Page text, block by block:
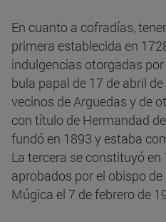
En cuanto a cofradías,
primera establecida en
indulgencias otorgadas
bula papal de 17 de abril
vecinos de Arguedas y de
con título de Hermandad
fundó en 1893 y estaba
La tercera se constituyó
aprobados por el obispo
Múgica el 7 de febrero de